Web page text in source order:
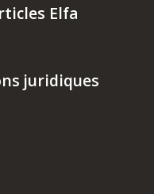
Elfa
juridiques